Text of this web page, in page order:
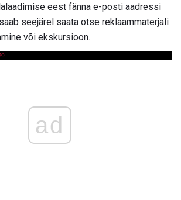
eest fänna e-posti aadressi
seejärel saata otse reklaammaterjali
või ekskursioon.
ad